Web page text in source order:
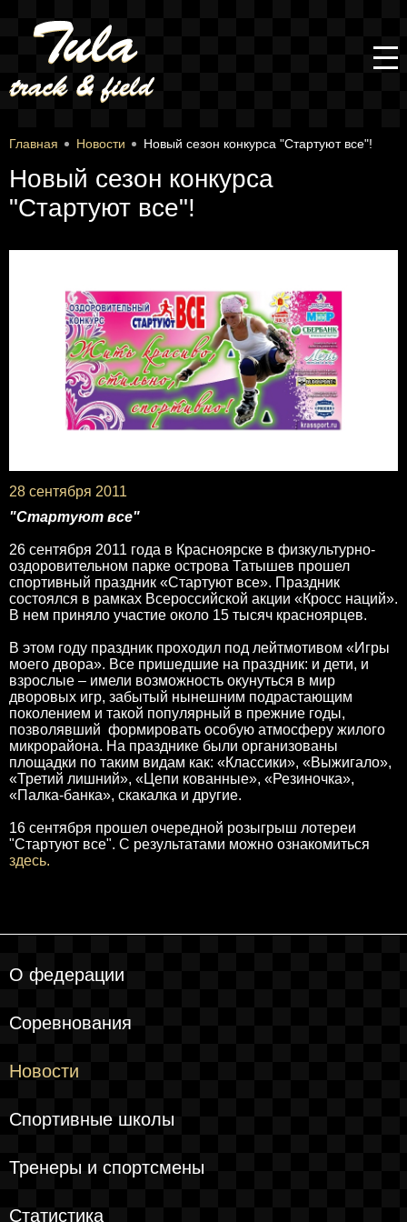
Главная Новости Новый сезон конкурса "Стартуют все"!
Новый сезон конкурса
"Стартуют все"!
28 сентября 2011
"Стартуют все"
26 сентября 2011 года в Красноярске в физкультурно-
оздоровительном парке острова Татышев прошел
спортивный праздник «Стартуют все». Праздник
состоялся в рамках Всероссийской акции «Кросс наций».
В нем приняло участие около 15 тысяч красноярцев.
В этом году праздник проходил под лейтмотивом «Игры
моего двора». Все пришедшие на праздник: и дети, и
взрослые – имели возможность окунуться в мир
дворовых игр, забытый нынешним подрастающим
поколением и такой популярный в прежние годы,
позволявший формировать особую атмосферу жилого
микрорайона. На празднике были организованы
площадки по таким видам как: «Классики», «Выжигало»,
«Третий лишний», «Цепи кованные», «Резиночка»,
«Палка-банка», скакалка и другие.
16 сентября прошел очередной розыгрыш лотереи
"Стартуют все". С результатами можно ознакомиться
здесь.
О федерации
Соревнования
Новости
Спортивные школы
Тренеры и спортсмены
Статистика